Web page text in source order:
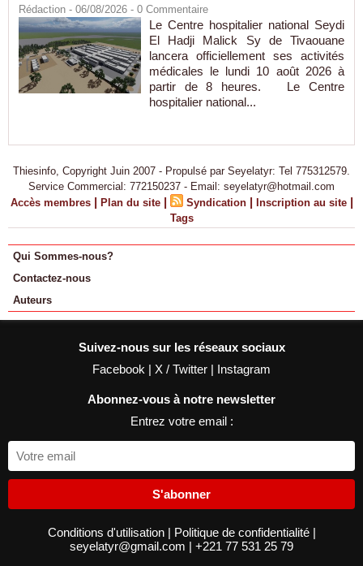
Rédaction - 06/08/2026 - 0 Commentaire
Le Centre hospitalier national Seydi
El Hadji Malick Sy de Tivaouane
lancera officiellement ses activités
médicales le lundi 10 août 2026 à
partir de 8 heures. Le Centre
hospitalier national...
Thiesinfo, Copyright Juin 2007 - Propulsé par Seyelatyr: Tel 775312579.
Service Commercial: 772150237 - Email: seyelatyr@hotmail.com
Accès membres | Plan du site | Syndication | Inscription au site |
Tags
Qui Sommes-nous?
Contactez-nous
Auteurs
Suivez-nous sur les réseaux sociaux
Facebook | X / Twitter | Instagram
Abonnez-vous à notre newsletter
Entrez votre email :
S'abonner
Conditions d'utilisation | Politique de confidentialité |
seyelatyr@gmail.com | +221 77 531 25 79